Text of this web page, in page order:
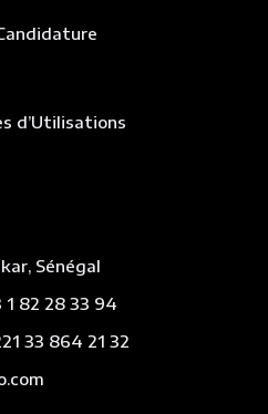
d’Utilisations
Sénégal
1 82 28 33 94
33 864 21 32